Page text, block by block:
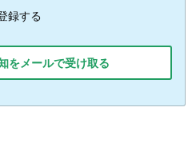
録する
をメールで受け取る